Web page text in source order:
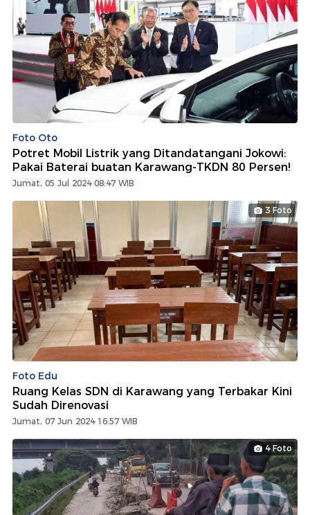
Foto Oto
Potret Mobil Listrik yang Ditandatangani Jokowi:
Pakai Baterai buatan Karawang-TKDN 80 Persen!
Jumat, 05 Jul 2024 08:47 WIB
3 Foto
Foto Edu
Ruang Kelas SDN di Karawang yang Terbakar Kini
Sudah Direnovasi
Jumat, 07 Jun 2024 16:57 WIB
4 Foto